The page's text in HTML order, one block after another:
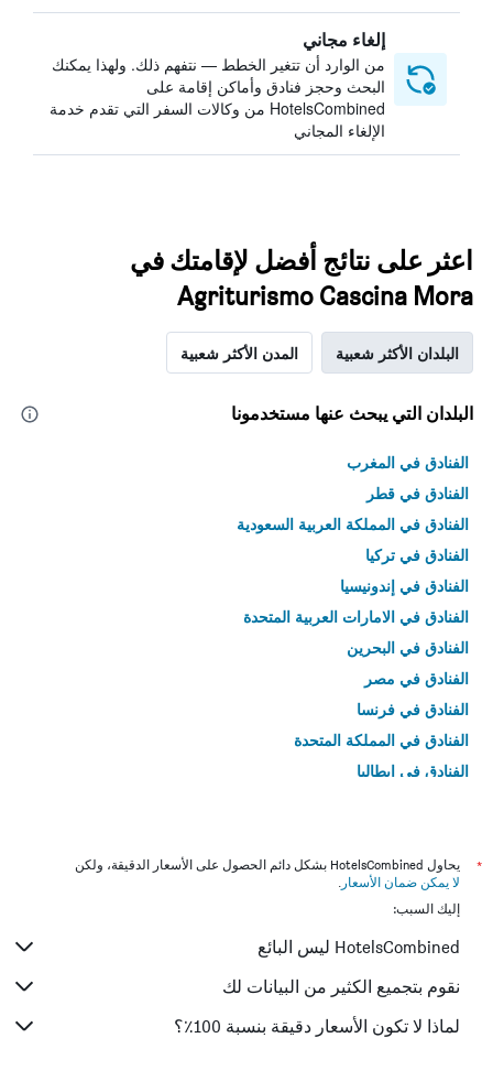
إلغاء مجاني
من الوارد أن تتغير الخطط — نتفهم ذلك. ولهذا يمكنك
البحث وحجز فنادق وأماكن إقامة على
HotelsCombined من وكالات السفر التي تقدم خدمة
الإلغاء المجاني
اعثر على نتائج أفضل لإقامتك في
Agriturismo Cascina Mora
البلدان الأكثر شعبية المدن الأكثر شعبية
البلدان التي يبحث عنها مستخدمونا
الفنادق في المغرب
الفنادق في قطر
الفنادق في المملكة العربية السعودية
الفنادق في تركيا
الفنادق في إندونيسيا
الفنادق في الامارات العربية المتحدة
الفنادق في البحرين
الفنادق في مصر
الفنادق في فرنسا
الفنادق في المملكة المتحدة
الفنادق في إيطاليا
*
يحاول HotelsCombined بشكل دائم الحصول على الأسعار الدقيقة، ولكن
لا يمكن ضمان الأسعار .
إليك السبب:
HotelsCombined ليس البائع
نقوم بتجميع الكثير من البيانات لك
لماذا لا تكون الأسعار دقيقة بنسبة 100٪؟